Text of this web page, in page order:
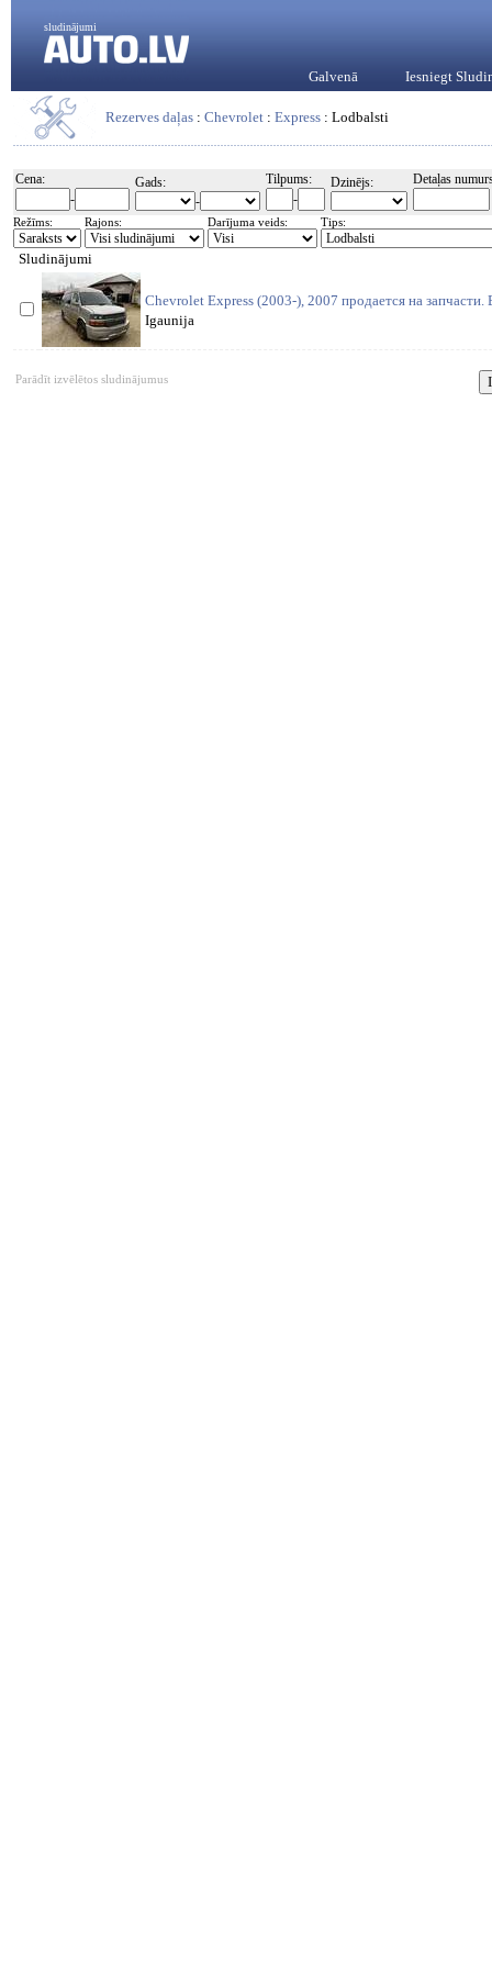
sludinājumi
Galvenā Iesniegt
Rezerves daļas : Chevrolet : Express : Lodbalsti
Cena:
-
Gads:
-
Tilpums:
-
Dzinējs: Detaļas
Režīms: Rajons: Darījuma veids: Tips:
Sludinājumi
Chevrolet Express (2003-), 2007 продается на
Igaunija
Parādīt izvēlētos sludinājumus